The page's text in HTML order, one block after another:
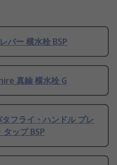
バー 横水栓 BSP
真鍮 横水栓 G
フライ・ハンドル プレ
ップ BSP